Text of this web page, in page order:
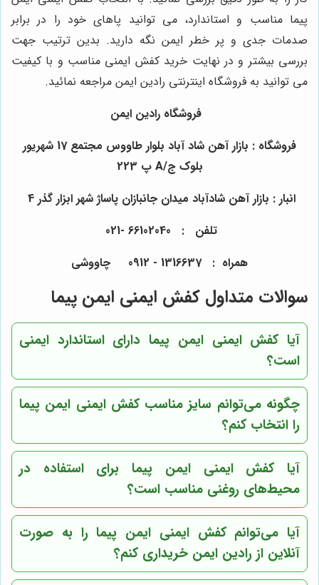
پیما مناسب و استاندارد، می توانید پاهای خود را در برابر
صدمات جدی و پر خطر ایمن نگه دارید. بدین ترتیب جهت
بررسی بیشتر و در نهایت خرید کفش ایمنی مناسب و با کیفیت
می توانید به فروشگاه اینترنتی رادین ایمن مراجعه نمائید.
فروشگاه رادین ایمن
فروشگاه : بازار آهن شاد آباد بلوار طاووس مجتمع 17 شهریور
بلوک ج/A پ 223
انبار : بازار آهن شادآباد میدان جانبازان پاساژ شهر ابزار گذر 4
تلفن : 66102040 -021
همراه : 1316637 - 0912 چاووشی
سوالات متداول کفش ایمنی ایمن پیما
آیا کفش ایمنی ایمن پیما دارای استاندارد ایمنی
است؟
چگونه می‌توانم سایز مناسب کفش ایمنی ایمن پیما
را انتخاب کنم؟
آیا کفش ایمنی ایمن پیما برای استفاده در
محیط‌های روغنی مناسب است؟
آیا می‌توانم کفش ایمنی ایمن پیما را به صورت
آنلاین از رادین ایمن خریداری کنم؟